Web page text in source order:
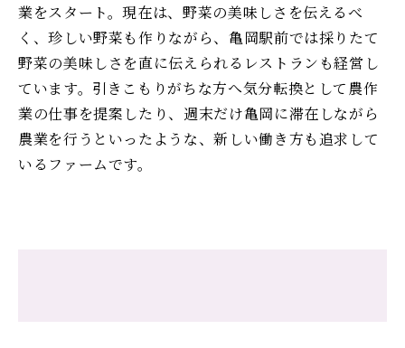
業をスタート。現在は、野菜の美味しさを伝えるべ
く、珍しい野菜も作りながら、亀岡駅前では採りたて
野菜の美味しさを直に伝えられるレストランも経営し
ています。引きこもりがちな方へ気分転換として農作
業の仕事を提案したり、週末だけ亀岡に滞在しながら
農業を行うといったような、新しい働き方も追求して
いるファームです。